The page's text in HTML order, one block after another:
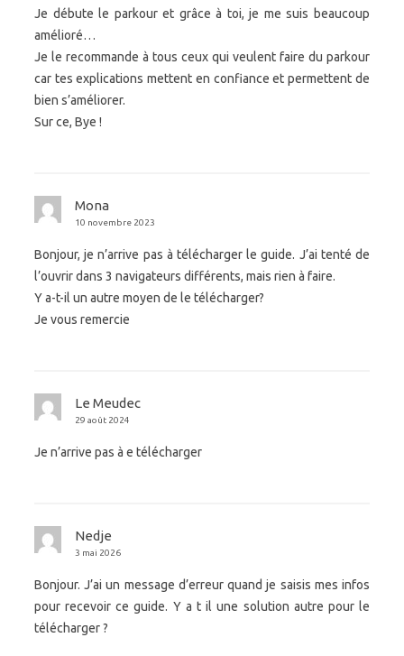
Je débute le parkour et grâce à toi, je me suis beaucoup
amélioré…
Je le recommande à tous ceux qui veulent faire du parkour
car tes explications mettent en confiance et permettent de
bien s’améliorer.
Sur ce, Bye !
Mona
10 novembre 2023
Bonjour, je n’arrive pas à télécharger le guide. J’ai tenté de
l’ouvrir dans 3 navigateurs différents, mais rien à faire.
Y a-t-il un autre moyen de le télécharger?
Je vous remercie
Le Meudec
29 août 2024
Je n’arrive pas à e télécharger
Nedje
3 mai 2026
Bonjour. J’ai un message d’erreur quand je saisis mes infos
pour recevoir ce guide. Y a t il une solution autre pour le
télécharger ?